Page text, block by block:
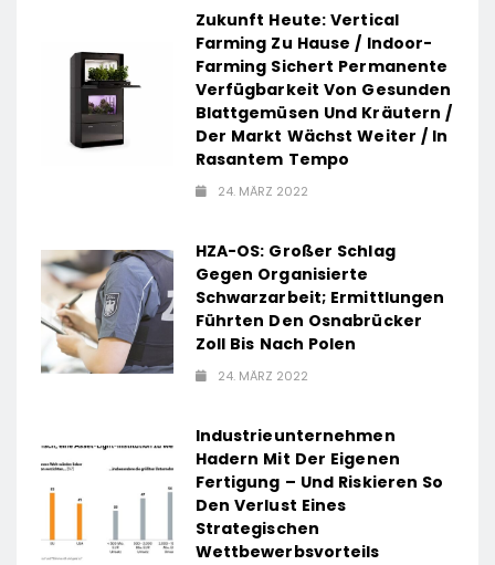
Zukunft Heute: Vertical
Farming Zu Hause / Indoor-
Farming Sichert Permanente
Verfügbarkeit Von Gesunden
Blattgemüsen Und Kräutern /
Der Markt Wächst Weiter / In
Rasantem Tempo
24. MÄRZ 2022
HZA-OS: Großer Schlag
Gegen Organisierte
Schwarzarbeit; Ermittlungen
Führten Den Osnabrücker
Zoll Bis Nach Polen
24. MÄRZ 2022
Industrieunternehmen
Hadern Mit Der Eigenen
Fertigung – Und Riskieren So
Den Verlust Eines
Strategischen
Wettbewerbsvorteils